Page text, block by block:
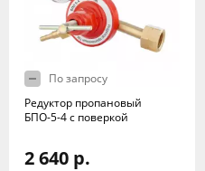
По запросу
Редуктор пропановый
БПО-5-4 с поверкой
2 640 р.